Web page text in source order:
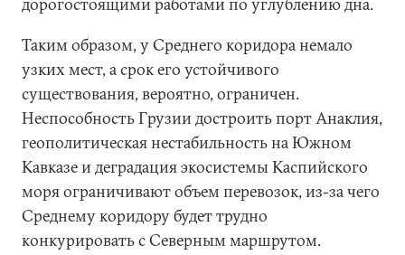
Таким образом, у Среднего коридора немало
узких мест, а срок его устойчивого
существования, вероятно, ограничен.
Неспособность Грузии достроить порт Анаклия,
геополитическая нестабильность на Южном
Кавказе и деградация экосистемы Каспийского
моря ограничивают объем перевозок, из-за чего
Среднему коридору будет трудно
конкурировать с Северным маршрутом.